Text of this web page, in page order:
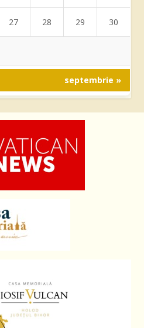
27 28 29 30
septembrie »